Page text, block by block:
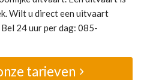
Wilt u direct een uitvaart
24 uur per dag: 085-
tarieven